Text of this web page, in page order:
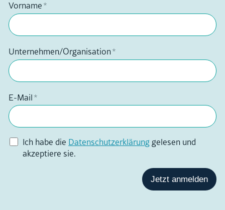
Über uns
Vorname *
Unternehmen/Organisation*
E-Mail *
Ich habe die Datenschutzerklärung gelesen und
akzeptiere sie.
Jetzt anmelden